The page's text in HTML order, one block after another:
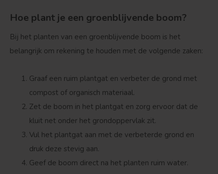
Hoe plant je een groenblijvende boom?
Bij het planten van een groenblijvende boom is het
belangrijk om rekening te houden met de volgende zaken:
Graaf een ruim plantgat en verbeter de grond met
compost of organisch materiaal.
Zet de boom in het plantgat en zorg ervoor dat de
kluit net onder het grondoppervlak zit.
Vul het plantgat aan met de verbeterde grond en
druk deze stevig aan.
Geef de boom direct na het planten ruim water.